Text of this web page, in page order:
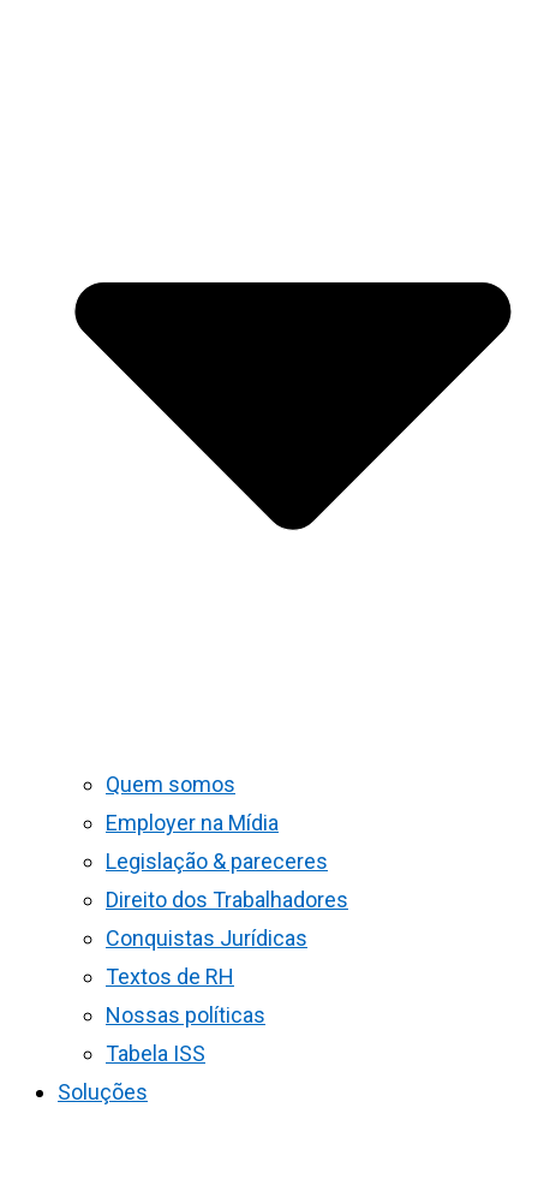
Quem somos
Employer na Mídia
Legislação & pareceres
Direito dos Trabalhadores
Conquistas Jurídicas
Textos de RH
Nossas políticas
Tabela ISS
Soluções